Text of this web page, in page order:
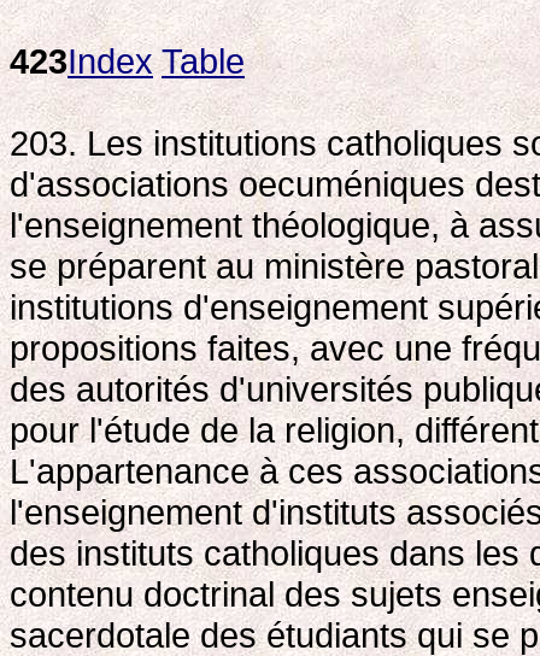
423Index Table
203. Les institutions catholiques
d'associations oecuméniques
l'enseignement théologique, à
se préparent au ministère
institutions d'enseignement
propositions faites, avec une
des autorités d'universités
pour l'étude de la religion,
L'appartenance à ces
l'enseignement d'instituts
des instituts catholiques dans les
contenu doctrinal des sujets
sacerdotale des étudiants qui se